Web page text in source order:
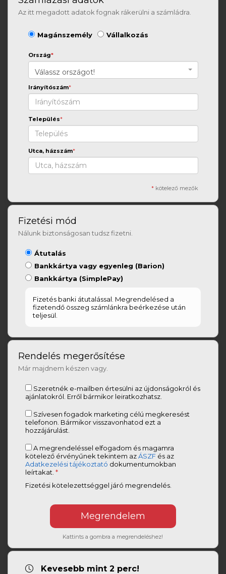
Az itt megadott adatok fognak rákerülni a számládra.
Magánszemély Vállalkozás
Ország*
Válassz országot!
Irányítószám*
Település*
Utca, házszám*
* kötelező mezők
Fizetési mód
Nálunk biztonságosan tudsz fizetni.
Átutalás
Bankkártya vagy egyenleg (Barion)
Bankkártya (SimplePay)
Fizetés banki átutalással. Megrendelésed a
fizetendő összeg számlánkra beérkezése után
teljesül.
Rendelés megerősítése
Már majdnem készen vagy.
Szeretnék e-mailben értesülni az újdonságokról és
ajánlatokról. Erről bármikor leiratkozhatsz.
Szívesen fogadok marketing célú megkeresést
telefonon. Bármikor visszavonhatod ezt a
hozzájárulást.
A megrendeléssel elfogadom és magamra
kötelező érvényűnek tekintem azÁSZF és az
Adatkezelési tájékoztató dokumentumokban
leírtakat.*
Fizetési kötelezettséggel járó megrendelés.
Kattints a gombra a megrendeléshez!
Kevesebb mint 2 perc!